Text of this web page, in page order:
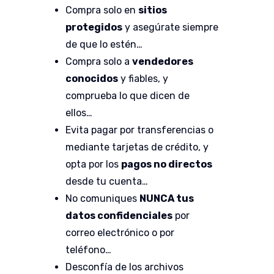
Compra solo en sitios
protegidosy asegúrate siempre
de que lo estén…
Compra solo a vendedores
conocidosy fiables, y
comprueba lo que dicen de
ellos…
Evita pagar por transferencias o
mediante tarjetas de crédito, y
opta por los pagos no directos
desde tu cuenta…
No comuniques NUNCA tus
datos confidencialespor
correo electrónico o por
teléfono…
Desconfía de los archivos